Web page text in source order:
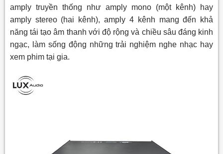
amply truyền thống như amply mono (một kênh) hay
amply stereo (hai kênh), amply 4 kênh mang đến khả
năng tái tạo âm thanh với độ rộng và chiều sâu đáng kinh
ngạc, làm sống động những trải nghiệm nghe nhạc hay
xem phim tại gia.